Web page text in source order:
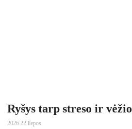
Ryšys tarp streso ir vėžio
2026 22 liepos